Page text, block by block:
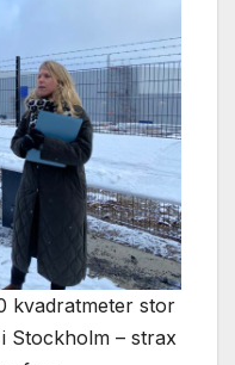
kvadratmeter stor
Stockholm – strax